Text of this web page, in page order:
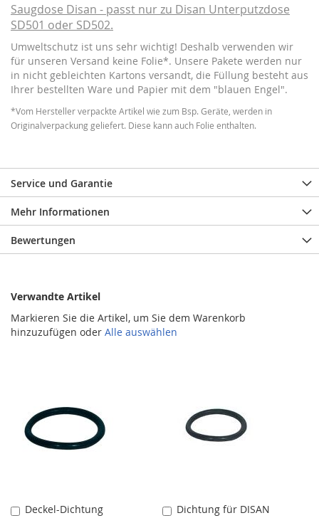
Saugdose Disan - passt nur zu Disan Unterputzdose
SD501 oder SD502.
Umweltschutz ist uns sehr wichtig! Deshalb verwenden wir
für unseren Versand keine Folie*. Unsere Pakete werden nur
in nicht gebleichten Kartons versandt, die Füllung besteht aus
Ihrer bestellten Ware und Papier mit dem "blauen Engel".
*Vom Hersteller verpackte Artikel wie zum Bsp. Geräte, werden in
Originalverpackung geliefert. Diese kann auch Folie enthalten.
Service und Garantie
Mehr Informationen
Bewertungen
Verwandte Artikel
Markieren Sie die Artikel, um Sie dem Warenkorb
hinzuzufügen oder Alle auswählen
Deckel-Dichtung
In
Dichtung für DISAN
In